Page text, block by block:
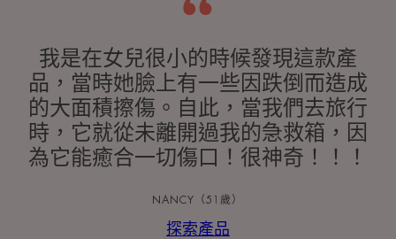
我是在女兒很小的時候發現這款產
品，當時她臉上有一些因跌倒而造成
的大面積擦傷。自此，當我們去旅行
時，它就從未離開過我的急救箱，因
為它能癒合一切傷口！很神奇！！！
NANCY（51歲）
探索產品